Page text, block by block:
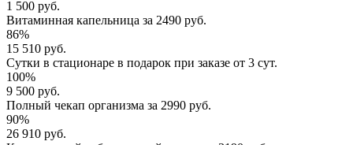
1 500 руб.
Витаминная капельница за 2490 руб.
86%
15 510 руб.
Сутки в стационаре в подарок при заказе от 3 сут.
100%
9 500 руб.
Полный чекап организма за 2990 руб.
90%
26 910 руб.